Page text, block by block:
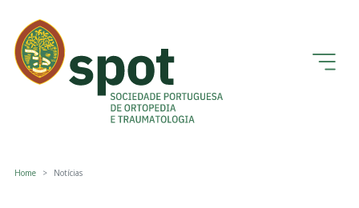
Home Notícias